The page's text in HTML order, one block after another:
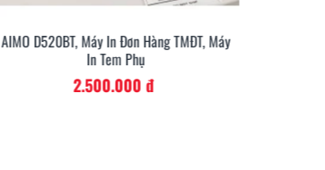
AIMO D520BT, Máy In Đơn Hàng TMĐT, Máy
In Tem Phụ
2.500.000 đ